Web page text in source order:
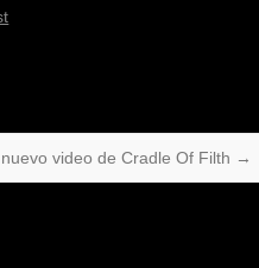
video de Cradle Of Filth →